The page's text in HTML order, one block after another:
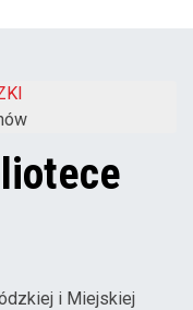
i Miejskiej